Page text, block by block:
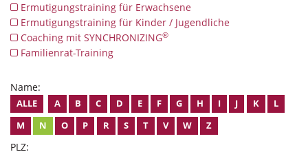
Ermutigungstraining für Erwachsene
Ermutigungstraining für Kinder / Jugendliche
Coaching mit SYNCHRONIZING®
Familienrat-Training
Name:
ALLE A B C D E F G H I J K
L
M
N O P R S T V W Z
PLZ: